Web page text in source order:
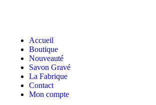
Accueil
Boutique
Nouveauté
Savon Gravé
La Fabrique
Contact
Mon compte